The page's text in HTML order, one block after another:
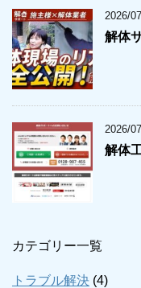
2026/
解体
2026/
解体
カテゴリー一覧
トラブル解決 (4)